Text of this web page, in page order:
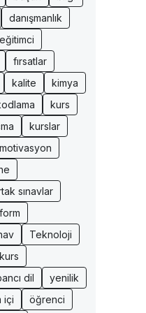
danışmanlık
eğitimci
fırsatlar
kalite
kimya
kurs
kurslar
motivasyon
sınavlar
Teknoloji
dil
yenilik
içi
öğrenci